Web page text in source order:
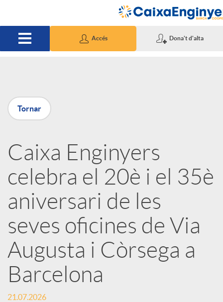
Accés Dona't d'alta
P
u
b
l
i
c
a
Tornar
Caixa Enginyers
celebra el 20è i el 35è
aniversari de les
seves oficines de Via
Augusta i Còrsega a
Barcelona
21.07.2026